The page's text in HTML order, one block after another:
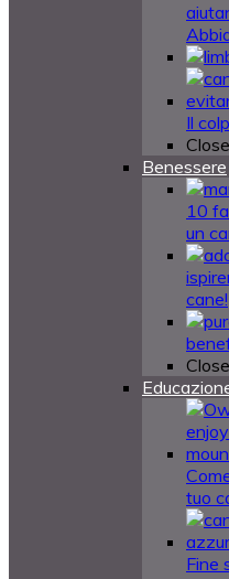
Il
Close
Benessere
10
un
cane!
Close
tuo
Fine